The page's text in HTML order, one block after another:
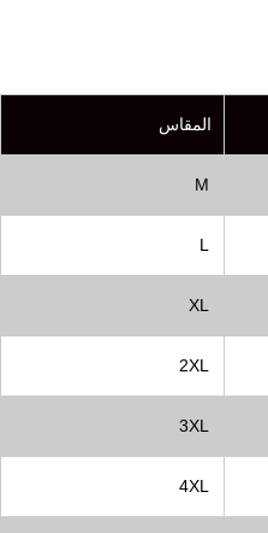
المقاس
M
L
XL
2XL
3XL
4XL